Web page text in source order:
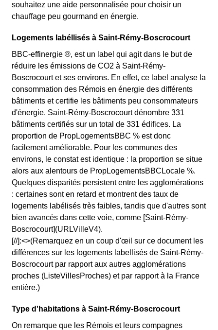
souhaitez une aide personnalisée pour choisir un
chauffage peu gourmand en énergie.
Logements labéllisés à Saint-Rémy-Boscrocourt
BBC-effinergie ®, est un label qui agit dans le but de
réduire les émissions de CO2 à Saint-Rémy-
Boscrocourt et ses environs. En effet, ce label analyse la
consommation des Rémois en énergie des différents
bâtiments et certifie les bâtiments peu consommateurs
d'énergie. Saint-Rémy-Boscrocourt dénombre 331
bâtiments certifiés sur un total de 331 édifices. La
proportion de PropLogementsBBC % est donc
facilement améliorable. Pour les communes des
environs, le constat est identique : la proportion se situe
alors aux alentours de PropLogementsBBCLocale %.
Quelques disparités persistent entre les agglomérations
: certaines sont en retard et montrent des taux de
logements labélisés très faibles, tandis que d'autres sont
bien avancés dans cette voie, comme [Saint-Rémy-
Boscrocourt](URLVilleV4).
[//]:<>(Remarquez en un coup d'œil sur ce document les
différences sur les logements labellisés de Saint-Rémy-
Boscrocourt par rapport aux autres agglomérations
proches (ListeVillesProches) et par rapport à la France
entière.)
Type d'habitations à Saint-Rémy-Boscrocourt
On remarque que les Rémois et leurs compagnes